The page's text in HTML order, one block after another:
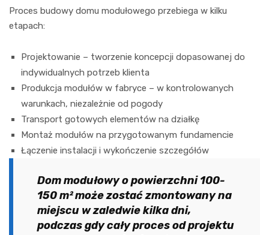
Proces budowy domu modułowego przebiega w kilku
etapach:
Projektowanie – tworzenie koncepcji dopasowanej do
indywidualnych potrzeb klienta
Produkcja modułów w fabryce – w kontrolowanych
warunkach, niezależnie od pogody
Transport gotowych elementów na działkę
Montaż modułów na przygotowanym fundamencie
Łączenie instalacji i wykończenie szczegółów
Dom modułowy o powierzchni 100-
150 m² może zostać zmontowany na
miejscu w zaledwie kilka dni,
podczas gdy cały proces od projektu